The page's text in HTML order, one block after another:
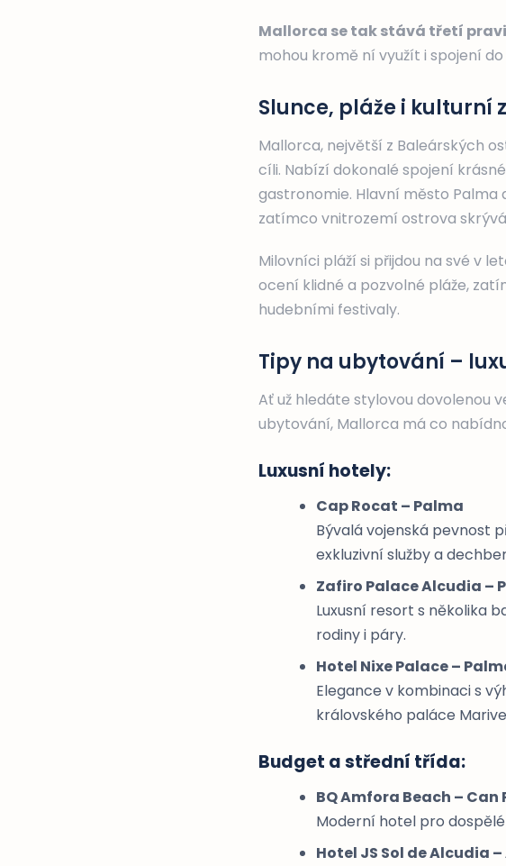
Mallorca se tak stává třetí
mohou kromě ní využít i spojení
Slunce, pláže i kulturní
Mallorca, největší z Baleárských
cíli. Nabízí dokonalé spojení
gastronomie. Hlavní město Palma
zatímco vnitrozemí ostrova
Milovníci pláží si přijdou na své v
ocení klidné a pozvolné pláže,
hudebními festivaly.
Tipy na ubytování –
Ať už hledáte stylovou dovolenou
ubytování, Mallorca má co
Luxusní hotely:
Cap Rocat – Palma
Bývalá vojenská pevnost
exkluzivní služby a
Zafiro Palace Alcudia –
Luxusní resort s několika
rodiny i páry.
Hotel Nixe Palace –
Elegance v kombinaci s
královského paláce
Budget a střední třída:
BQ Amfora Beach –
Moderní hotel pro
Hotel JS Sol de Alcudia